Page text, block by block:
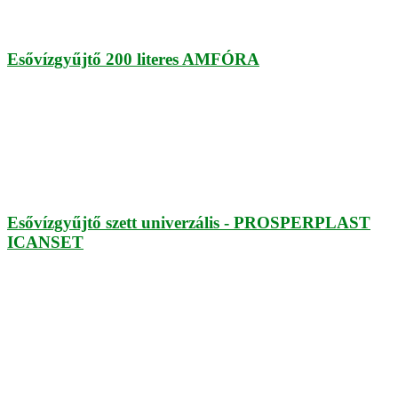
Esővízgyűjtő 200 literes AMFÓRA
Esővízgyűjtő szett univerzális - PROSPERPLAST
ICANSET